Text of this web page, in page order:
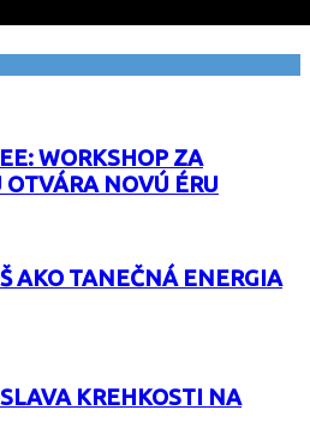
WORKSHOP ZA
NOVÚ ÉRU
AKO TANEČNÁ ENERGIA
KREHKOSTI NA